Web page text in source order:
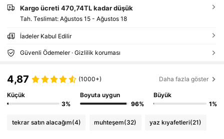
Kargo ücreti 470,74TL kadar düşük
Tah. Teslimat: Ağustos 15 - Ağustos 18
İadeler Kabul Edilir
Güvenli Ödemeler · Gizlilik koruması
4,87 (1000+) Daha fazla göster
Küçük
3%
Boyuta uygun
96%
Büyük
1%
tekrar satın alacağım(4) muhteşem(32) yaz kıyafetleri(21)